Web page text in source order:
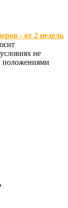
- от 2 недель
не
положениями